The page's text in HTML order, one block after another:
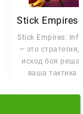
Stick Empires:
— это стратегия,
исход боя
ваша тактика и